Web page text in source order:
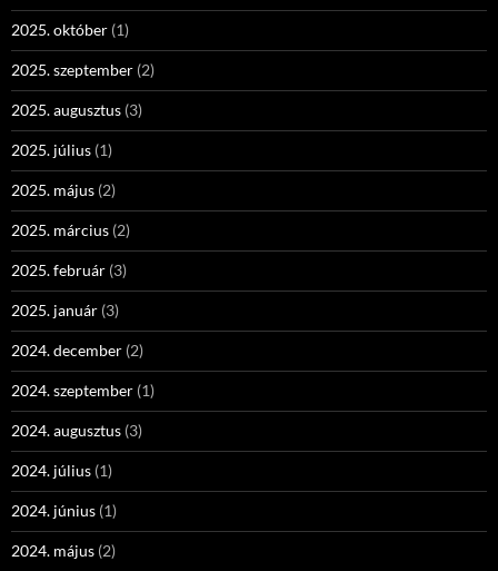
2025. október (1)
2025. szeptember (2)
2025. augusztus (3)
2025. július (1)
2025. május (2)
2025. március (2)
2025. február (3)
2025. január (3)
2024. december (2)
2024. szeptember (1)
2024. augusztus (3)
2024. július (1)
2024. június (1)
2024. május (2)